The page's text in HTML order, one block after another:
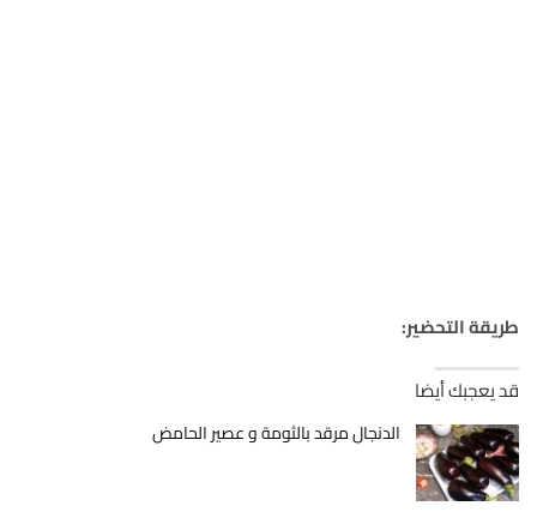
طريقة التحضير:
قد يعجبك أيضا
الدنجال مرقد بالثومة و عصير الحامض